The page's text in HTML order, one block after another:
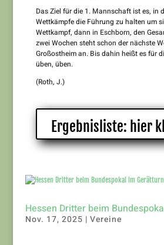
Das Ziel für die 1. Mannschaft ist es, in
Wettkämpfe die Führung zu halten um
Wettkampf, dann in Eschborn, den
zwei Wochen steht schon der nächste
Großostheim an. Bis dahin heißt es für
üben, üben.
(Roth, J.)
Ergebnisliste: hier
Hessen Dritter beim
Nov. 17, 2025 | Vereine